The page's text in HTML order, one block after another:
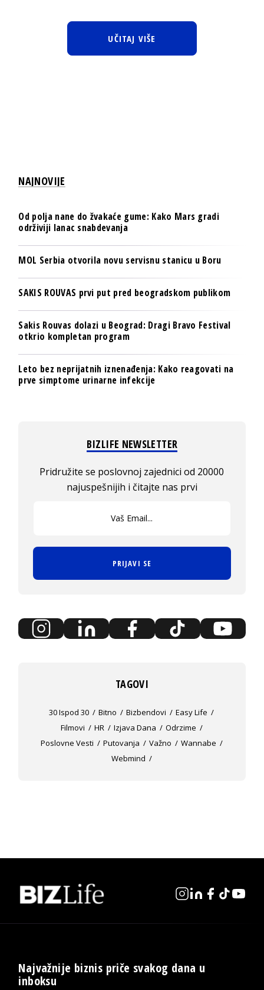
UČITAJ VIŠE
NAJNOVIJE
Od polja nane do žvakaće gume: Kako Mars gradi
održiviji lanac snabdevanja
MOL Serbia otvorila novu servisnu stanicu u Boru
SAKIS ROUVAS prvi put pred beogradskom publikom
Sakis Rouvas dolazi u Beograd: Dragi Bravo Festival
otkrio kompletan program
Leto bez neprijatnih iznenađenja: Kako reagovati na
prve simptome urinarne infekcije
BIZLIFE NEWSLETTER
Pridružite se poslovnoj zajednici od 20000
najuspešnijih i čitajte nas prvi
PRIJAVI SE
TAGOVI
30 Ispod 30 Bitno Bizbendovi
Easy Life
Filmovi
HR Izjava Dana
Odrzime
Poslovne Vesti
Putovanja Važno
Wannabe
Webmind
Najvažnije biznis priče svakog dana u
inboksu